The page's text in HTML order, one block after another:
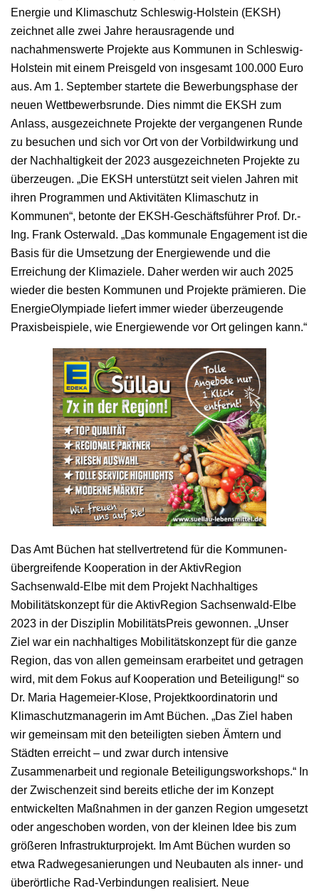
Energie und Klimaschutz Schleswig-Holstein (EKSH)
zeichnet alle zwei Jahre herausragende und
nachahmenswerte Projekte aus Kommunen in Schleswig-
Holstein mit einem Preisgeld von insgesamt 100.000 Euro
aus. Am 1. September startete die Bewerbungsphase der
neuen Wettbewerbsrunde. Dies nimmt die EKSH zum
Anlass, ausgezeichnete Projekte der vergangenen Runde
zu besuchen und sich vor Ort von der Vorbildwirkung und
der Nachhaltigkeit der 2023 ausgezeichneten Projekte zu
überzeugen. „Die EKSH unterstützt seit vielen Jahren mit
ihren Programmen und Aktivitäten Klimaschutz in
Kommunen“, betonte der EKSH-Geschäftsführer Prof. Dr.-
Ing. Frank Osterwald. „Das kommunale Engagement ist die
Basis für die Umsetzung der Energiewende und die
Erreichung der Klimaziele. Daher werden wir auch 2025
wieder die besten Kommunen und Projekte prämieren. Die
EnergieOlympiade liefert immer wieder überzeugende
Praxisbeispiele, wie Energiewende vor Ort gelingen kann.“
Das Amt Büchen hat stellvertretend für die Kommunen-
übergreifende Kooperation in der AktivRegion
Sachsenwald-Elbe mit dem Projekt Nachhaltiges
Mobilitätskonzept für die AktivRegion Sachsenwald-Elbe
2023 in der Disziplin MobilitätsPreis gewonnen. „Unser
Ziel war ein nachhaltiges Mobilitätskonzept für die ganze
Region, das von allen gemeinsam erarbeitet und getragen
wird, mit dem Fokus auf Kooperation und Beteiligung!“ so
Dr. Maria Hagemeier-Klose, Projektkoordinatorin und
Klimaschutzmanagerin im Amt Büchen. „Das Ziel haben
wir gemeinsam mit den beteiligten sieben Ämtern und
Städten erreicht – und zwar durch intensive
Zusammenarbeit und regionale Beteiligungsworkshops.“ In
der Zwischenzeit sind bereits etliche der im Konzept
entwickelten Maßnahmen in der ganzen Region umgesetzt
oder angeschoben worden, von der kleinen Idee bis zum
größeren Infrastrukturprojekt. Im Amt Büchen wurden so
etwa Radwegesanierungen und Neubauten als inner- und
überörtliche Rad-Verbindungen realisiert. Neue